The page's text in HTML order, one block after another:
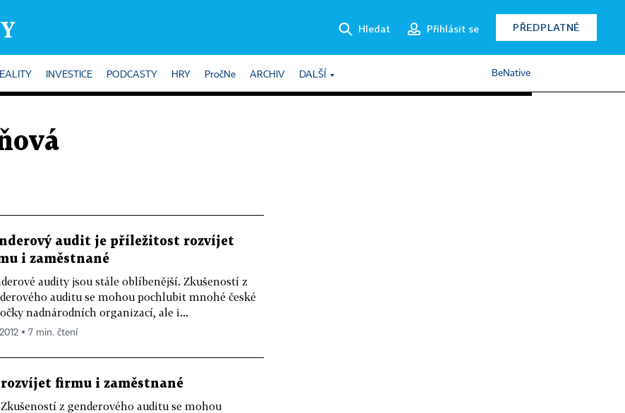
Hledat Přihlásit se PŘEDPLATNÉ
INVESTICE PODCASTY HRY PročNe ARCHIV DALŠÍ BeNative
audit je příležitost rozvíjet
i zaměstnané
audity jsou stále oblíbenější. Zkušeností z
auditu se mohou pochlubit mnohé české
nadnárodních organizací, ale i...
▪ 7 min. čtení
firmu i zaměstnané
z genderového auditu se mohou